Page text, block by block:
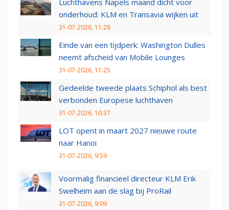
Luchthavens Napels maand dicht voor
onderhoud: KLM en Transavia wijken uit
31-07-2026, 11:28
Einde van een tijdperk: Washington Dulles
neemt afscheid van Mobile Lounges
31-07-2026, 11:25
Gedeelde tweede plaats Schiphol als best
verbonden Europese luchthaven
31-07-2026, 10:37
LOT opent in maart 2027 nieuwe route
naar Hanoi
31-07-2026, 9:59
Voormalig financieel directeur KLM Erik
Swelheim aan de slag bij ProRail
31-07-2026, 9:09